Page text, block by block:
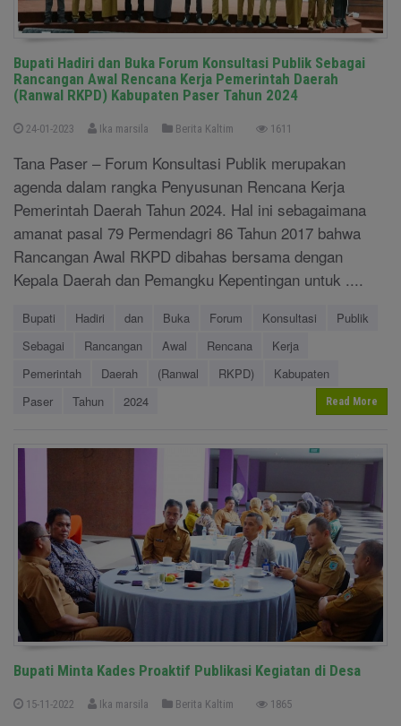
Bupati Hadiri dan Buka Forum Konsultasi Publik Sebagai
Rancangan Awal Rencana Kerja Pemerintah Daerah
(Ranwal RKPD) Kabupaten Paser Tahun 2024
24-01-2023 Ika marsila Berita Kaltim 1611
Tana Paser – Forum Konsultasi Publik merupakan
agenda dalam rangka Penyusunan Rencana Kerja
Pemerintah Daerah Tahun 2024. Hal ini sebagaimana
amanat pasal 79 Permendagri 86 Tahun 2017 bahwa
Rancangan Awal RKPD dibahas bersama dengan
Kepala Daerah dan Pemangku Kepentingan untuk ....
Bupati Hadiri dan Buka Forum Konsultasi
Publik
Sebagai
Rancangan Awal Rencana
Kerja
Pemerintah
Daerah (Ranwal RKPD)
Kabupaten
Paser
Tahun 2024 Read More
Bupati Minta Kades Proaktif Publikasi Kegiatan di Desa
15-11-2022 Ika marsila Berita Kaltim 1865